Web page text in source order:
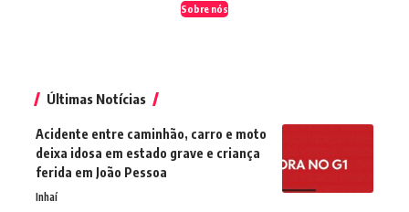
Sobre nós
Últimas Notícias
Acidente entre caminhão, carro e moto
deixa idosa em estado grave e criança
ferida em João Pessoa
Inhaí